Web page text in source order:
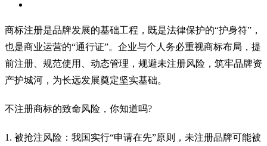
商标注册是品牌发展的基础工程，既是法律保护的“护身符”，
也是商业运营的“通行证”。企业与个人务必重视商标布局，提
前注册、规范使用、动态管理，规避未注册风险，筑牢品牌资
产护城河，为长远发展奠定坚实基础。
不注册商标的致命风险，你知道吗?
1. 被抢注风险：我国实行“申请在先”原则，未注册品牌可能被